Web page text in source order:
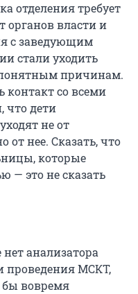
отделения требует
органов власти и
с заведующим
стали уходить
причинам.
со всеми
что дети
не от
от нее. Сказать, что
которые
— это не сказать
анализатора
проведения МСКТ,
бы вовремя